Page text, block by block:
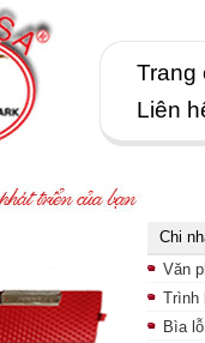
Trang
Liên
Chi
Văn
Trình
Bìa